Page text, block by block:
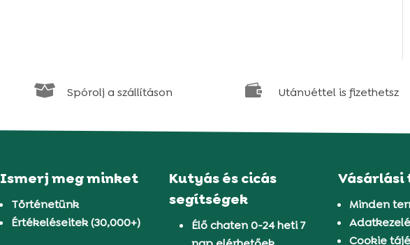
 Spórolj a szállításon  Utánvéttel is fizethetsz
Ismerj meg minket
Történetünk
Értékeléseitek (30,000+)
Kutyás és cicás
segítségek
Élő chaten 0-24 heti 7
Minden
Cookie